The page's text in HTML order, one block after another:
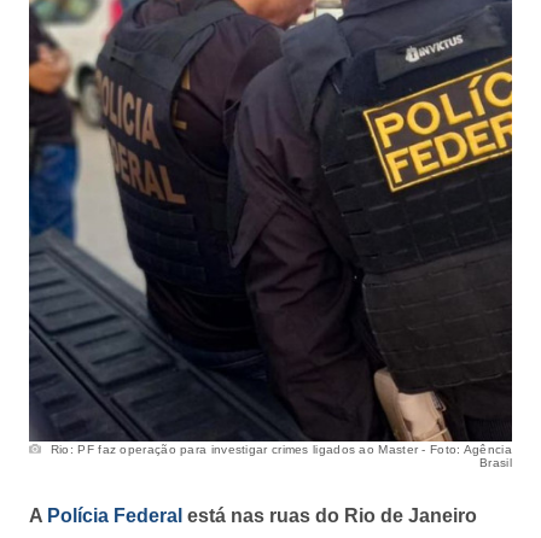
Rio: PF faz operação para investigar crimes ligados ao Master - Foto: Agência
Brasil
A Polícia Federal está nas ruas do Rio de Janeiro